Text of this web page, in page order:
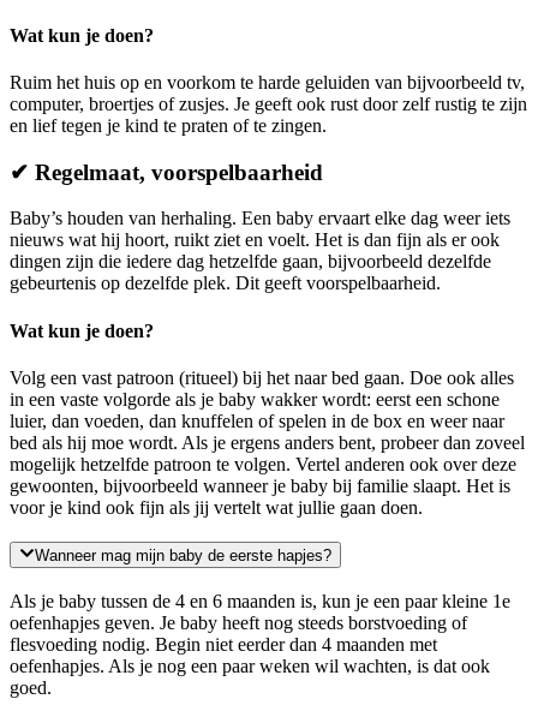
Wat kun je doen?
Ruim het huis op en voorkom te harde geluiden van bijvoorbeeld tv,
computer, broertjes of zusjes. Je geeft ook rust door zelf rustig te zijn
en lief tegen je kind te praten of te zingen.
✔ Regelmaat, voorspelbaarheid
Baby’s houden van herhaling. Een baby ervaart elke dag weer iets
nieuws wat hij hoort, ruikt ziet en voelt. Het is dan fijn als er ook
dingen zijn die iedere dag hetzelfde gaan, bijvoorbeeld dezelfde
gebeurtenis op dezelfde plek. Dit geeft voorspelbaarheid.
Wat kun je doen?
Volg een vast patroon (ritueel) bij het naar bed gaan. Doe ook alles
in een vaste volgorde als je baby wakker wordt: eerst een schone
luier, dan voeden, dan knuffelen of spelen in de box en weer naar
bed als hij moe wordt. Als je ergens anders bent, probeer dan zoveel
mogelijk hetzelfde patroon te volgen. Vertel anderen ook over deze
gewoonten, bijvoorbeeld wanneer je baby bij familie slaapt. Het is
voor je kind ook fijn als jij vertelt wat jullie gaan doen.
Wanneer mag mijn baby de eerste hapjes?
Als je baby tussen de 4 en 6 maanden is, kun je een paar kleine 1e
oefenhapjes geven. Je baby heeft nog steeds borstvoeding of
flesvoeding nodig. Begin niet eerder dan 4 maanden met
oefenhapjes. Als je nog een paar weken wil wachten, is dat ook
goed.